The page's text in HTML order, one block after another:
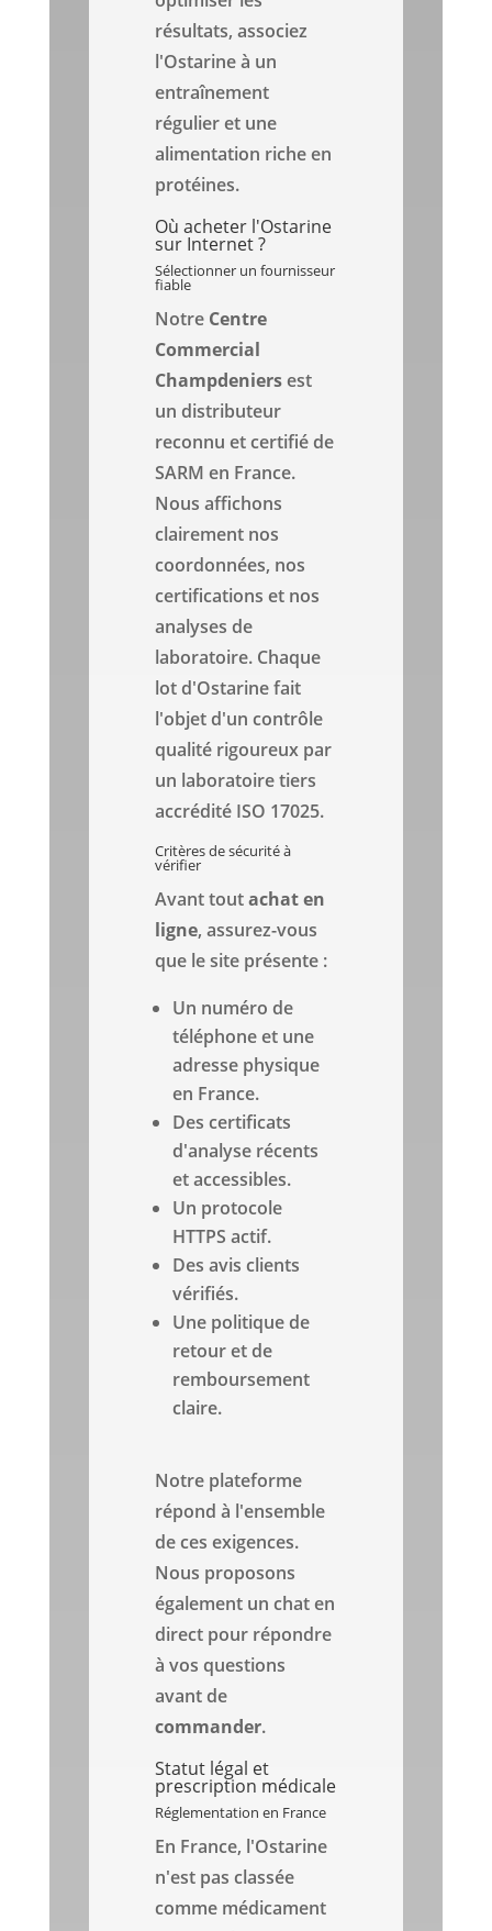
résultats, associez
l'Ostarine à un
entraînement
régulier et une
alimentation riche en
protéines.
Où acheter l'Ostarine
sur Internet ?
Sélectionner un fournisseur
fiable
Notre Centre
Commercial
Champdeniersest
un distributeur
reconnu et certifié de
SARM en France.
Nous affichons
clairement nos
coordonnées, nos
certifications et nos
analyses de
laboratoire. Chaque
lot d'Ostarine fait
l'objet d'un contrôle
qualité rigoureux par
un laboratoire tiers
accrédité ISO 17025.
Critères de sécurité à
vérifier
Avant toutachat en
ligne, assurez-vous
que le site présente :
Un numéro de
téléphone et une
adresse physique
en France.
Des certificats
d'analyse récents
et accessibles.
Un protocole
HTTPS actif.
Des avis clients
vérifiés.
Une politique de
retour et de
remboursement
claire.
Notre plateforme
répond à l'ensemble
de ces exigences.
Nous proposons
également un chat en
direct pour répondre
à vos questions
avant de
commander.
Statut légal et
prescription médicale
Réglementation en France
En France, l'Ostarine
n'est pas classée
comme médicament